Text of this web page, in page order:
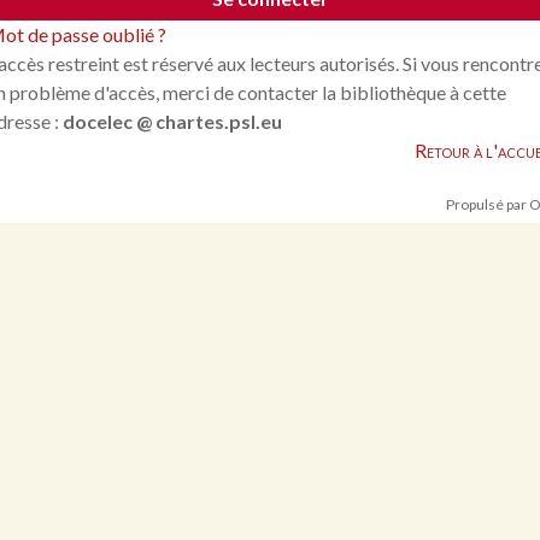
de passe oublié ?
restreint est réservé aux lecteurs autorisés. Si vous
problème d'accès, merci de contacter la bibliothèque à cette
: docelec @ chartes.psl.eu
Retour à
Propulsé par